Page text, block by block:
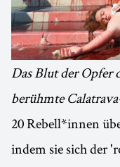
Das Blut der Opfer
berühmte
20 Rebell*innen
indem sie sich der